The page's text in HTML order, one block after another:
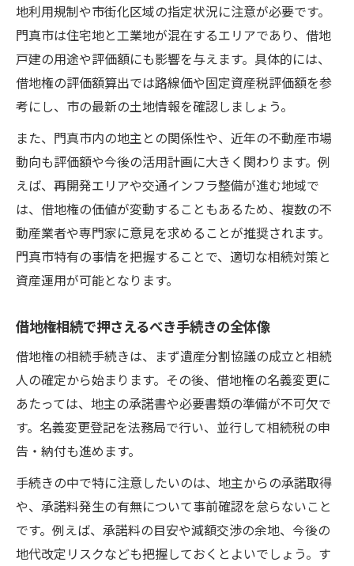
特例や減額規定を活用した節税策紹介
借地権を相続する際のデメリットも徹底分析
借地戸建相続で生じる主なデメリット解説
地主との関係悪化リスクと対策を知ろう
相続登記義務化とその影響を考える
借地戸建の承諾料や更新費用の負担例
地主との関係維持に欠かせない通知のポイント
借地戸建相続で必須となる通知内容とは
地主への通知時期と書面作成の留意点
借地戸建相続後の良好な関係構築法
トラブル予防に役立つ地主対応の工夫
地利用規制や市街化区域の指定状況に注意が必要です。
門真市は住宅地と工業地が混在するエリアであり、借地
戸建の用途や評価額にも影響を与えます。具体的には、
借地権の評価額算出では路線価や固定資産税評価額を参
考にし、市の最新の土地情報を確認しましょう。
また、門真市内の地主との関係性や、近年の不動産市場
動向も評価額や今後の活用計画に大きく関わります。例
えば、再開発エリアや交通インフラ整備が進む地域で
は、借地権の価値が変動することもあるため、複数の不
動産業者や専門家に意見を求めることが推奨されます。
門真市特有の事情を把握することで、適切な相続対策と
資産運用が可能となります。
借地権相続で押さえるべき手続きの全体像
借地権の相続手続きは、まず遺産分割協議の成立と相続
人の確定から始まります。その後、借地権の名義変更に
あたっては、地主の承諾書や必要書類の準備が不可欠で
す。名義変更登記を法務局で行い、並行して相続税の申
告・納付も進めます。
手続きの中で特に注意したいのは、地主からの承諾取得
や、承諾料発生の有無について事前確認を怠らないこと
です。例えば、承諾料の目安や減額交渉の余地、今後の
地代改定リスクなども把握しておくとよいでしょう。す